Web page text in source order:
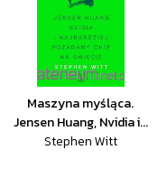
Maszyna myśląca.
Jensen Huang, Nvidia i...
Stephen Witt